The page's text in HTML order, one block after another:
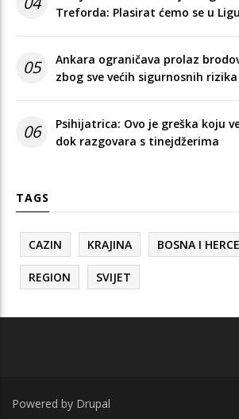
Treforda: Plasirat ćemo se u
05
Ankara ograničava prolaz
zbog sve većih sigurnosnih rizika
06
Psihijatrica: Ovo je greška koju
dok razgovara s tinejdžerima
TAGS
CAZIN KRAJINA BOSNA I
REGION SVIJET
Powered by Drupal